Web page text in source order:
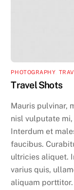
PHOTOGRAPHY,
Travel Shots
Mauris pulvinar,
nisl vulputate
Interdum et
faucibus.
ultricies aliquet.
varius quis,
aliquam